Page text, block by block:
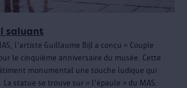
saluant
l'artiste Guillaume Bijl a conçu « Couple
le cinquième anniversaire du musée. Cette
monumental une touche ludique qui
La statue se trouve sur « l'épaule » du MAS.